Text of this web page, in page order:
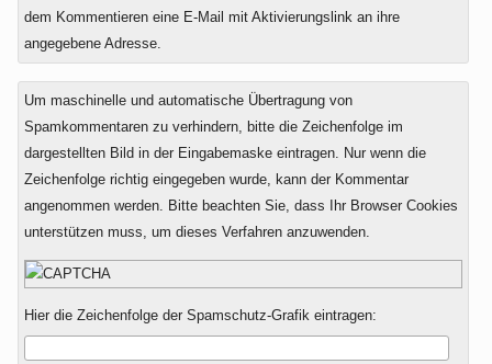
dem Kommentieren eine E-Mail mit Aktivierungslink an ihre
angegebene Adresse.
Um maschinelle und automatische Übertragung von
Spamkommentaren zu verhindern, bitte die Zeichenfolge im
dargestellten Bild in der Eingabemaske eintragen. Nur wenn die
Zeichenfolge richtig eingegeben wurde, kann der Kommentar
angenommen werden. Bitte beachten Sie, dass Ihr Browser Cookies
unterstützen muss, um dieses Verfahren anzuwenden.
Hier die Zeichenfolge der Spamschutz-Grafik eintragen: